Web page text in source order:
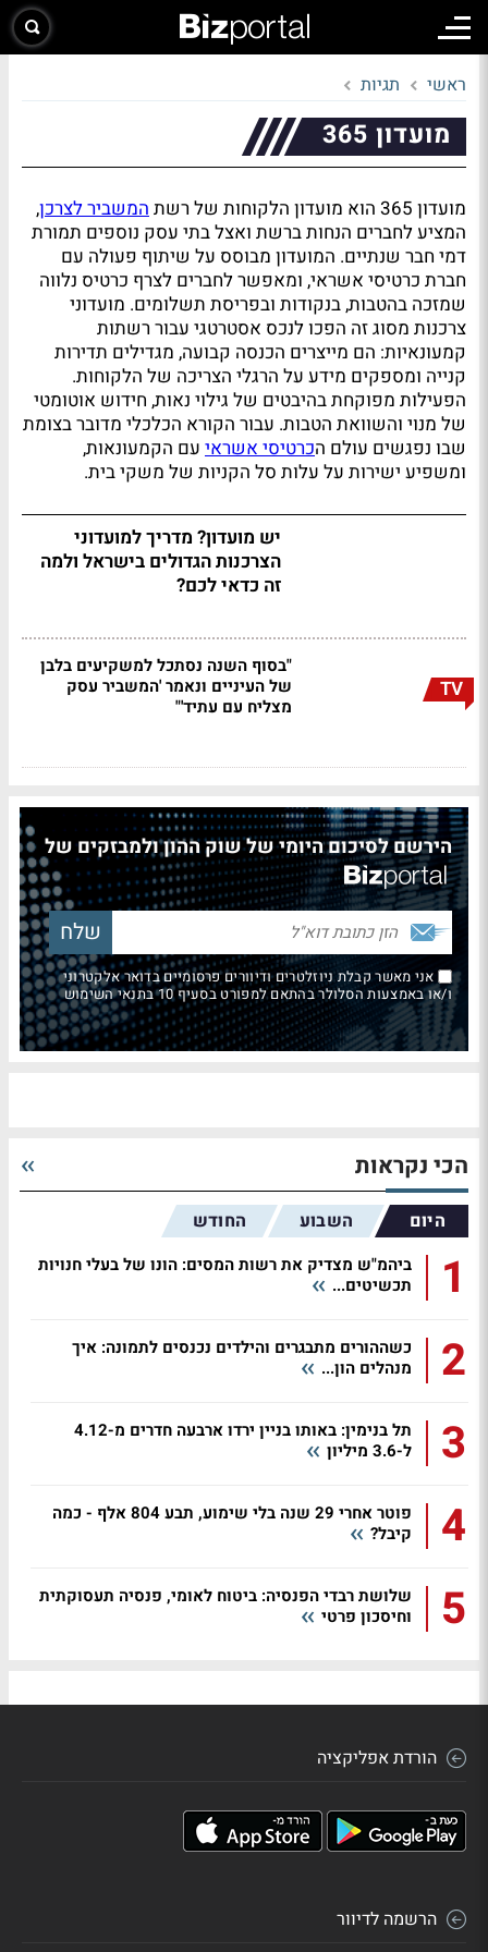
ראשי תגיות
מועדון 365
מועדון 365 הוא מועדון הלקוחות של רשת המשביר לצרכן,
המציע לחברים הנחות ברשת ואצל בתי עסק נוספים תמורת
דמי חבר שנתיים. המועדון מבוסס על שיתוף פעולה עם
חברת כרטיסי אשראי, ומאפשר לחברים לצרף כרטיס נלווה
שמזכה בהטבות, בנקודות ובפריסת תשלומים. מועדוני
צרכנות מסוג זה הפכו לנכס אסטרטגי עבור רשתות
קמעונאיות: הם מייצרים הכנסה קבועה, מגדילים תדירות
קנייה ומספקים מידע על הרגלי הצריכה של הלקוחות.
הפעילות מפוקחת בהיבטים של גילוי נאות, חידוש אוטומטי
של מנוי והשוואת הטבות. עבור הקורא הכלכלי מדובר בצומת
שבו נפגשים עולם הכרטיסי אשראי עם הקמעונאות,
ומשפיע ישירות על עלות סל הקניות של משקי בית.
יש מועדון? מדריך למועדוני
הצרכנות הגדולים בישראל ולמה
זה כדאי לכם?
TV
"בסוף השנה נסתכל למשקיעים בלבן
של העיניים ונאמר 'המשביר עסק
מצליח עם עתיד'"
הירשם לסיכום היומי של שוק ההון ולמבזקים של
אני מאשר קבלת ניוזלטרים ודיוורים פרסומיים בדואר אלקטרוני
ו/או באמצעות הסלולר בהתאם למפורט בסעיף 10 בתנאי השימוש
הכי נקראות
היום השבוע החודש
1
ביהמ"ש מצדיק את רשות המסים: הונו של בעלי חנויות
תכשיטים...
2
כשההורים מתבגרים והילדים נכנסים לתמונה: איך
מנהלים הון...
3
תל בנימין: באותו בניין ירדו ארבעה חדרים מ-4.12
ל-3.6 מיליון
4
פוטר אחרי 29 שנה בלי שימוע, תבע 804 אלף - כמה
קיבל?
5
שלושת רבדי הפנסיה: ביטוח לאומי, פנסיה תעסוקתית
וחיסכון פרטי
הורדת אפליקציה
הרשמה לדיוור